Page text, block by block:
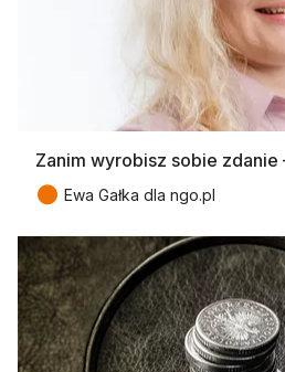
Zanim wyrobisz sobie
● Ewa Gałka dla ngo.pl